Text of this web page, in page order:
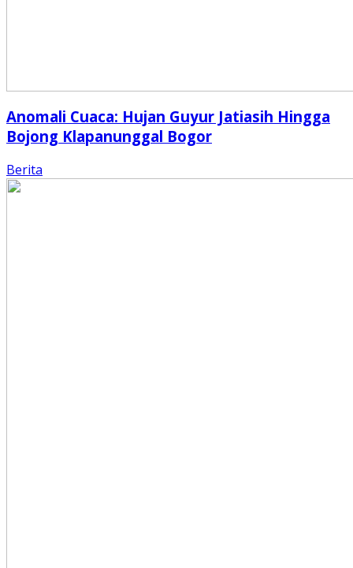
Anomali Cuaca: Hujan Guyur Jatiasih Hingga
Bojong Klapanunggal Bogor
Berita